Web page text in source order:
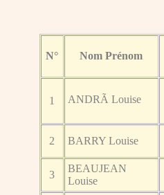
N° Nom Prénom
1 ANDRÃ Louise
2 BARRY Louise
3
BEAUJEAN
Louise